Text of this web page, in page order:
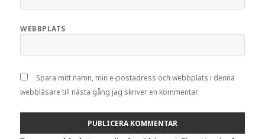
WEBBPLATS
Spara mitt namn, min e-postadress och webbplats i denna
webbläsare till nästa gång jag skriver en kommentar.